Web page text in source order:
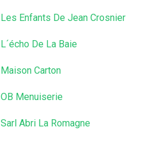
Les Enfants De Jean Crosnier
L´écho De La Baie
Maison Carton
OB Menuiserie
Sarl Abri La Romagne